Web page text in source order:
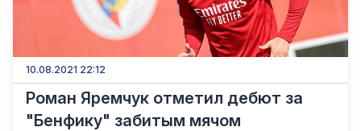
10.08.2021 22:12
Роман Яремчук отметил дебют за
"Бенфику" забитым мячом